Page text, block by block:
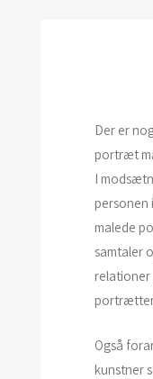
Der er
portræt
I
personen
malede
samtaler
relationer
Også
kunstner